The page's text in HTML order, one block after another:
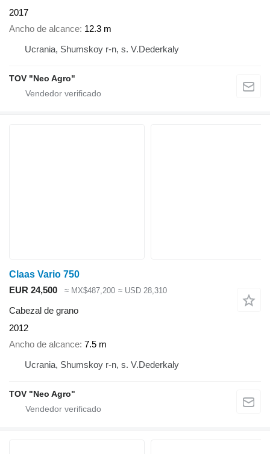
2017
Ancho de alcance 12.3 m
Ucrania, Shumskoy r-n, s. V.Dederkaly
TOV "Neo Agro"
Claas Vario 750
EUR 24,500
≈ MX$487,200 ≈ USD 28,310
Cabezal de grano
2012
Ancho de alcance 7.5 m
Ucrania, Shumskoy r-n, s. V.Dederkaly
TOV "Neo Agro"